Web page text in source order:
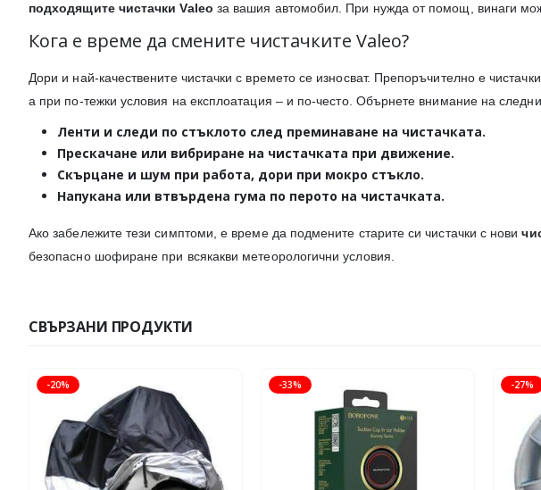
подходящите чистачки Valeo за вашия автомобил. При нужда от помощ, винаги
Кога е време да смените чистачките Valeo?
Дори и най-качествените чистачки с времето се износват. Препоръчително е
а при по-тежки условия на експлоатация – и по-често. Обърнете внимание на
Ленти и следи по стъклото след преминаване на чистачката.
Прескачане или вибриране на чистачката при движение.
Скърцане и шум при работа, дори при мокро стъкло.
Напукана или втвърдена гума по перото на чистачката.
Ако забележите тези симптоми, е време да подмените старите си чистачки с нови
безопасно шофиране при всякакви метеорологични условия.
СВЪРЗАНИ ПРОДУКТИ
-20% -33% -27%